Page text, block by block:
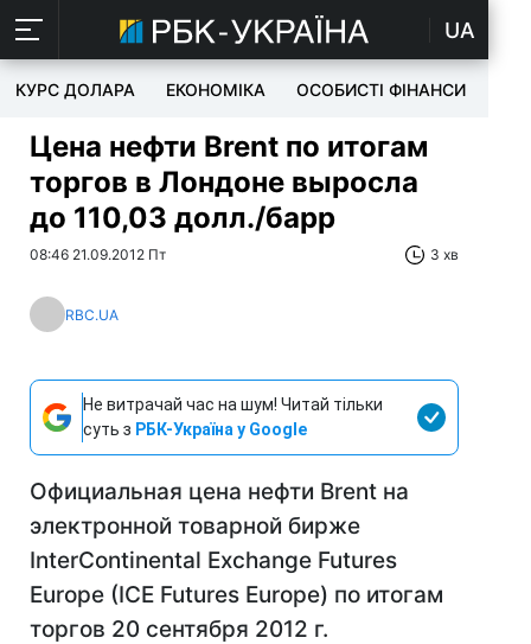
UA
КУРС ДОЛАРА ЕКОНОМІКА ОСОБИСТІ ФІНАНСИ
Цена нефти Brent по итогам
торгов в Лондоне выросла
до 110,03 долл./барр
08:46 21.09.2012 Пт 3 хв
RBC.UA
Не витрачай час на шум! Читай тільки
суть з РБК-Україна у Google
Официальная цена нефти Brent на
электронной товарной бирже
InterContinental Exchange Futures
Europe (IСE Futures Europe) по итогам
торгов 20 сентября 2012 г.